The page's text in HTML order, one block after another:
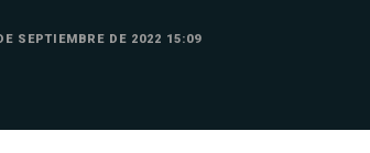
SEPTIEMBRE DE 2022 15:09